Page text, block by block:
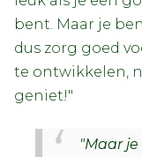
bent. Maar je
dus zorg goed
te ontwikkelen,
geniet!"
"Maar